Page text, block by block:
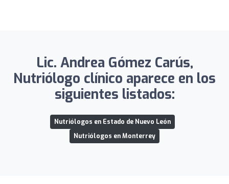
Lic. Andrea Gómez Carús,
Nutriólogo clínico aparece en los
siguientes listados:
Nutriólogos en Estado de Nuevo León
Nutriólogos en Monterrey